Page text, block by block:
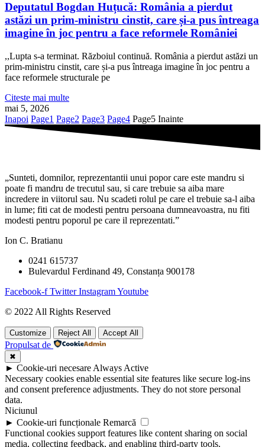
Deputatul Bogdan Huțucă: România a pierdut
astăzi un prim-ministru cinstit, care și-a pus întreaga
imagine în joc pentru a face reformele României
,,Lupta s-a terminat. Războiul continuă. România a pierdut astăzi un
prim-ministru cinstit, care și-a pus întreaga imagine în joc pentru a
face reformele structurale pe
Citeste mai multe
mai 5, 2026
Inapoi Page1 Page2 Page3 Page4 Page5 Inainte
„Sunteti, domnilor, reprezentantii unui popor care este mandru si
poate fi mandru de trecutul sau, si care trebuie sa aiba mare
incredere in viitorul sau. Nu scadeti rolul pe care el trebuie sa-l aiba
in lume; fiti cat de modesti pentru persoana dumneavoastra, nu fiti
modesti pentru poporul pe care il reprezentati.”
Ion C. Bratianu
0241 615737
Bulevardul Ferdinand 49, Constanța 900178
Facebook-f Twitter InstagramYoutube
© 2022 All Rights Reserved
Customize Reject All Accept All
Propulsat de
✖
► Cookie-uri necesare Always Active
Necessary cookies enable essential site features like secure log-ins
and consent preference adjustments. They do not store personal
data.
Niciunul
► Cookie-uri funcționale Remarcă
Functional cookies support features like content sharing on social
media, collecting feedback, and enabling third-party tools.